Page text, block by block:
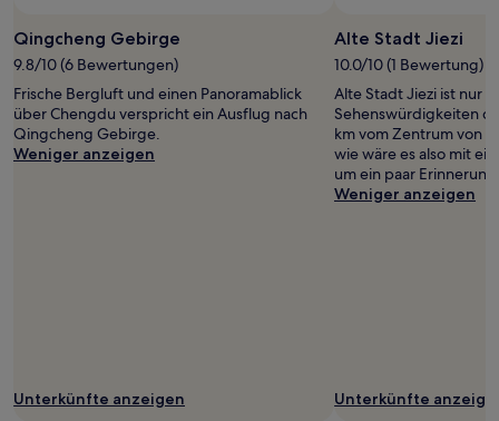
Bedingungen
gelten.
Qingcheng Gebirge
9.8/10 (6 Bewertungen)
Frische Bergluft und einen Panoramablick
über Chengdu verspricht ein Ausflug nach
Qingcheng Gebirge.
Weniger anzeigen
Unterkünfte anzeigen
Alte Stadt Jiezi
10.0/10 (1 Bewertung)
Alte Stadt Jiezi ist nur
Sehenswürdigkeiten
km vom Zentrum von
wie wäre es also mit
um ein paar
Weniger anzeigen
Unterkünfte